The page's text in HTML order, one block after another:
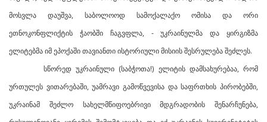
მოსვლა დაუშვა, საბოლოოდ სამოქალაქო ომისა და ორი
ეთნოკონფლიქტის ჭაობში ჩაგვფლა, - უკრაინულმა და ყირგიზმა
ელიტებმა იმ ეპოქაში თავიანთი ისტორიული მისიის შესრულება შეძლეს.
სწორედ უკრაინული (საბჭოთა!) ელიტის დამსახურებაა, რომ
ურთულეს ვითარებაში, უამრავი გამოწვევისა და საფრთხის პირობებში,
უკრაინამ შეძლო სახელმწიფოებრივი მდგრადობის შენარჩუნება,